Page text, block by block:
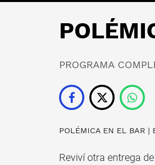
PROGRAMA
POLÉMICA EN EL BAR |
Reviví otra entrega